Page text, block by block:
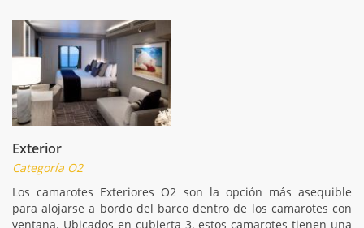
Exterior
Categoría O2
Los camarotes Exteriores O2 son la opción más asequible
para alojarse a bordo del barco dentro de los camarotes con
ventana. Ubicados en cubierta 3, estos camarotes tienen una